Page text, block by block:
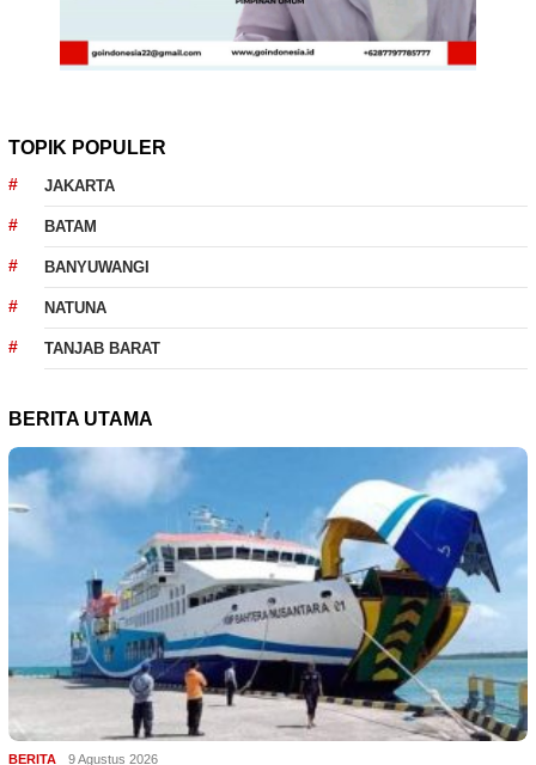
TOPIK POPULER
JAKARTA
BATAM
BANYUWANGI
NATUNA
TANJAB BARAT
BERITA UTAMA
BERITA 9 Agustus 2026